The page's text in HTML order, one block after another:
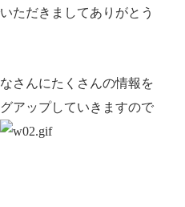
ただきましてありがとう
さんにたくさんの情報を
アップしていきますので